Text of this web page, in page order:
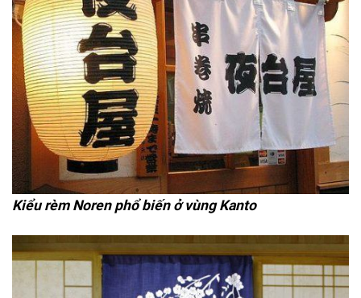
Kiểu rèm Noren phổ biến ở vùng Kanto